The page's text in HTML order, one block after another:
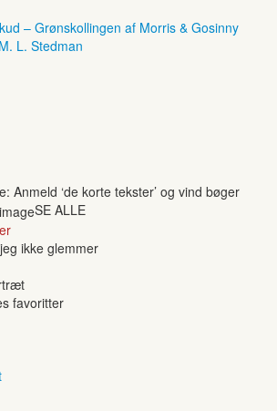
– Grønskollingen af Morris & Gosinny
L. Stedman
Anmeld ‘de korte tekster’ og vind bøger
SE ALLE
ikke glemmer
favoritter